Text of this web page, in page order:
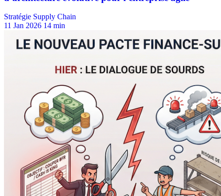
Stratégie Supply Chain
11 Jan 2026 14 min